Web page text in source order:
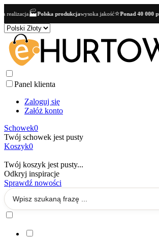
🏭Polska produkcjawysoka jakość⭐Ponad 40 000 produktów
Panel klienta
Zaloguj się
Załóż konto
Schowek0
Twój schowek jest pusty
Koszyk0
Twój koszyk jest pusty...
Odkryj inspiracje
Sprawdź nowości